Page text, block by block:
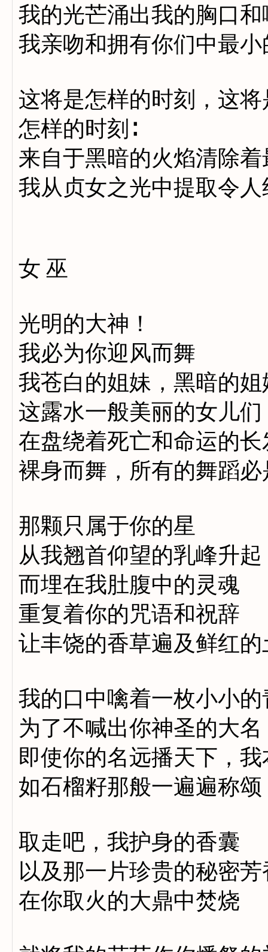
我的光芒涌出我的胸口和
我亲吻和拥有你们中最小
这将是怎样的时刻，这将
怎样的时刻∶
来自于黑暗的火焰清除
我从贞女之光中提取令
女 巫
光明的大神！
我必为你迎风而舞
我苍白的姐妹，黑暗的姐
这露水一般美丽的女儿们
在盘绕着死亡和命运的长
裸身而舞，所有的舞蹈
那颗只属于你的星
从我翘首仰望的乳峰升起
而埋在我肚腹中的灵魂
重复着你的咒语和祝辞
让丰饶的香草遍及鲜红的
我的口中噙着一枚小小的
为了不喊出你神圣的大名
即使你的名远播天下，
如石榴籽那般一遍遍称颂
取走吧，我护身的香囊
以及那一片珍贵的秘密芳
在你取火的大鼎中焚烧